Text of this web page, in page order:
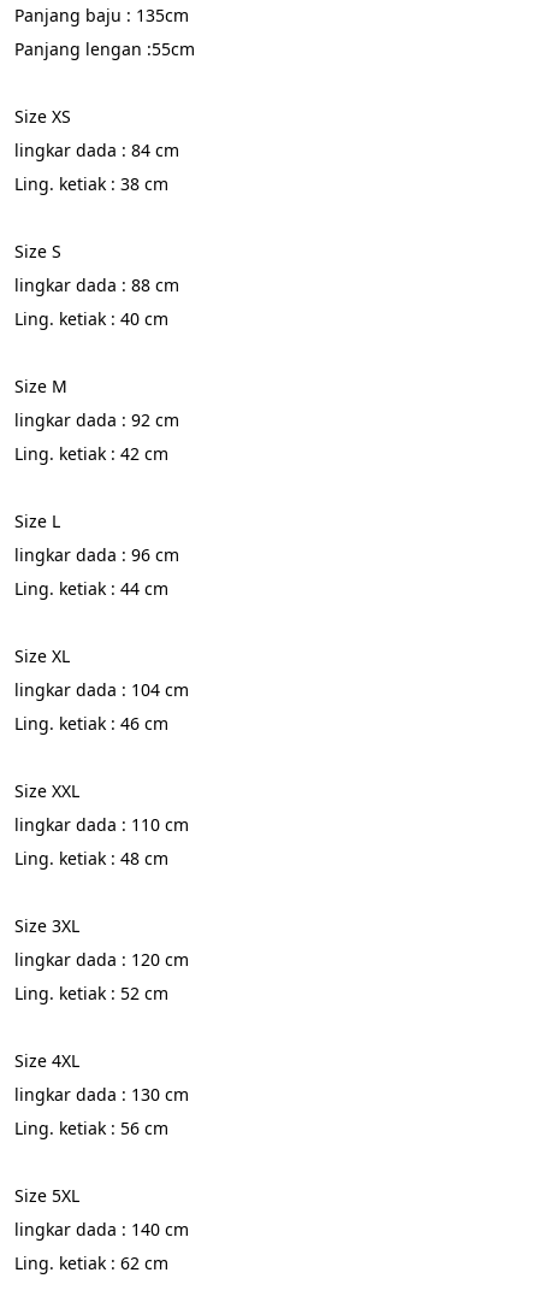
Panjang baju : 135cm
Panjang lengan :55cm
Size XS
lingkar dada : 84 cm
Ling. ketiak : 38 cm
Size S
lingkar dada : 88 cm
Ling. ketiak : 40 cm
Size M
lingkar dada : 92 cm
Ling. ketiak : 42 cm
Size L
lingkar dada : 96 cm
Ling. ketiak : 44 cm
Size XL
lingkar dada : 104 cm
Ling. ketiak : 46 cm
Size XXL
lingkar dada : 110 cm
Ling. ketiak : 48 cm
Size 3XL
lingkar dada : 120 cm
Ling. ketiak : 52 cm
Size 4XL
lingkar dada : 130 cm
Ling. ketiak : 56 cm
Size 5XL
lingkar dada : 140 cm
Ling. ketiak : 62 cm